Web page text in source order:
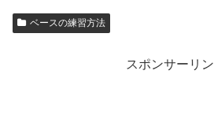
ベースの練習方法
スポンサーリ